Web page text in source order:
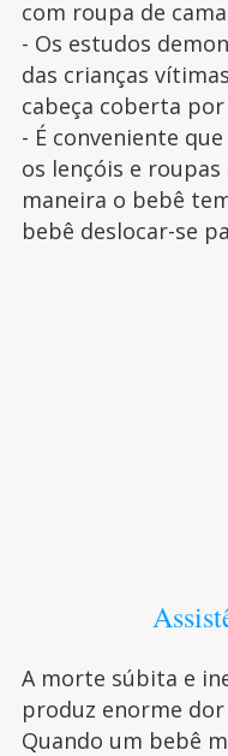
com roupa de
- Os estudos
das crianças
cabeça coberta
- É conveniente
os lençóis e roupas
maneira o bebê
bebê deslocar-se
A morte súbita e
produz enorme
Quando um bebê